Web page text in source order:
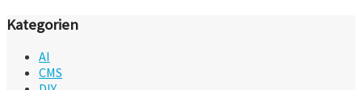
Kategorien
AI
CMS